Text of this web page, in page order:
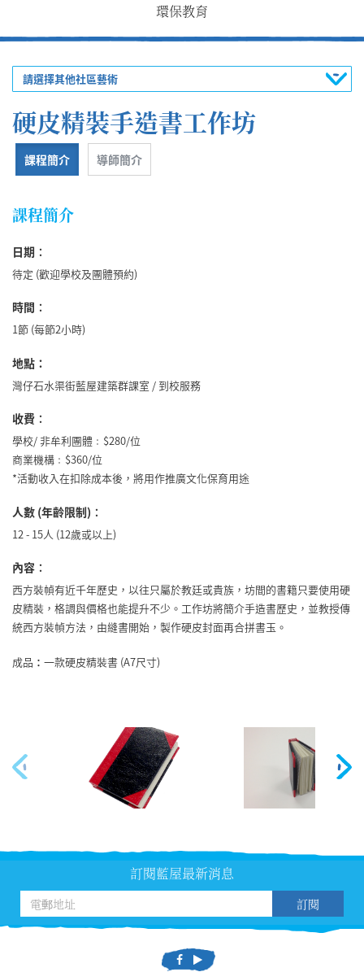
環保教育
請選擇其他社區藝術
硬皮精裝手造書工作坊
課程簡介 導師簡介
課程簡介
日期 ：
待定 (歡迎學校及團體預約)
時間 ：
1節 (每節2小時)
地點：
灣仔石水渠街藍屋建築群課室 / 到校服務
收費 ：
學校/ 非牟利團體﹕$280/位
商業機構﹕$360/位
*活動收入在扣除成本後，將用作推廣文化保育用途
人數 (年齡限制) ：
12 - 15人 (12歲或以上)
內容 ：
西方裝幀有近千年歷史，以往只屬於教廷或貴族，坊間的書籍只要使用硬
皮精裝，格調與價格也能提升不少。工作坊將簡介手造書歷史，並教授傳
統西方裝幀方法，由縫書開始，製作硬皮封面再合拼書玉。
成品 ： 一款硬皮精裝書 (A7尺寸)
訂閱藍屋最新消息
訂閱